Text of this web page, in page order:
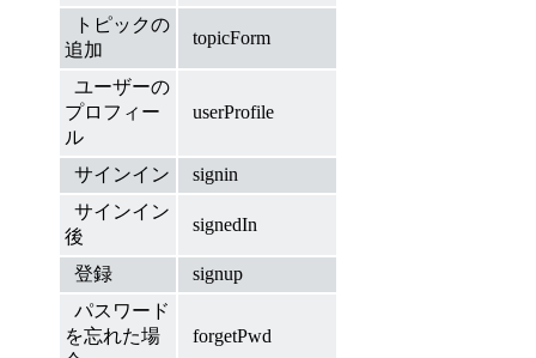
トピックの
追加
topicForm
ユーザーの
プロフィー
ル
userProfile
サインイン
signin
サインイン
後
signedIn
登録
signup
パスワード
を忘れた場
forgetPwd